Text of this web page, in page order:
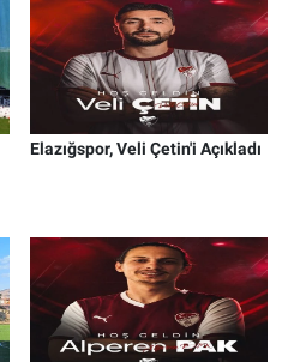
Elazığspor, Veli Çetin'i Açıkladı